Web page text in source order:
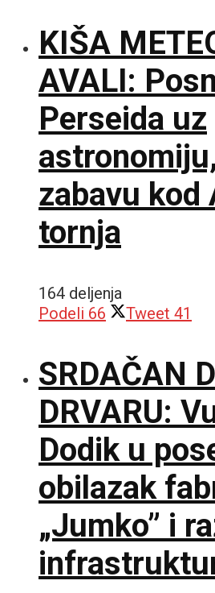
KIŠA
AVALI:
Perseida uz
zabavu kod
tornja
164 deljenja
Podeli 66 Tweet 41
SRDAČAN
DRVARU:
Dodik u
obilazak
„Jumko” i